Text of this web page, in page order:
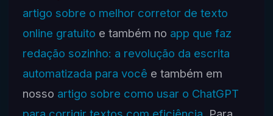
artigo sobre o melhor corretor de texto
online gratuito e também no app que faz
redação sozinho: a revolução da escrita
automatizada para você e também em
nosso artigo sobre como usar o ChatGPT